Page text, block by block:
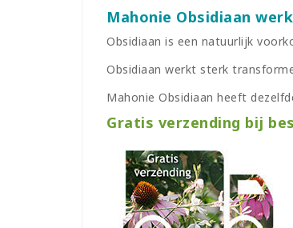
Mahonie Obsidiaan
Obsidiaan is een natuurlijk
Obsidiaan werkt sterk
Mahonie Obsidiaan heeft
Gratis verzending bij